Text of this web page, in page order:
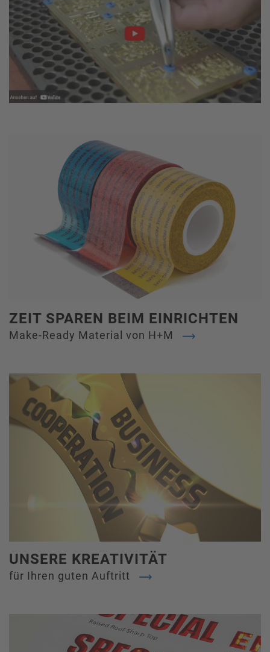
ZEIT SPAREN BEIM EINRICHTEN
Make-Ready Material von H+M
UNSERE KREATIVITÄT
für Ihren guten Auftritt